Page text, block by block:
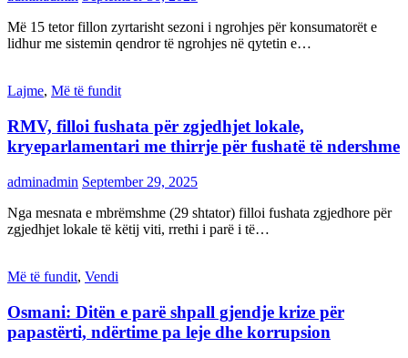
Më 15 tetor fillon zyrtarisht sezoni i ngrohjes për konsumatorët e
lidhur me sistemin qendror të ngrohjes në qytetin e…
Lajme, Më të fundit
RMV, filloi fushata për zgjedhjet lokale,
kryeparlamentari me thirrje për fushatë të ndershme
adminadmin September 29, 2025
Nga mesnata e mbrëmshme (29 shtator) filloi fushata zgjedhore për
zgjedhjet lokale të këtij viti, rrethi i parë i të…
Më të fundit, Vendi
Osmani: Ditën e parë shpall gjendje krize për
papastërti, ndërtime pa leje dhe korrupsion